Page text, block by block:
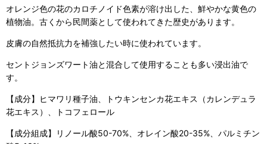
オレンジ色の花のカロチノイド色素が溶け出した、鮮やかな黄色の
植物油。古くから民間薬として使われてきた歴史があります。
皮膚の自然抵抗力を補強したい時に使われています。
セントジョンズワート油と混合して使用することも多い浸出油で
す。
【成分】ヒマワリ種子油、トウキンセンカ花エキス（カレンデュラ
花エキス）、トコフェロール
【成分組成】リノール酸50-70%、オレイン酸20-35%、パルミチン